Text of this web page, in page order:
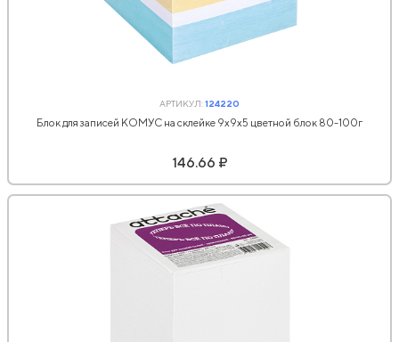
АРТИКУЛ:124220
Блок для записей КОМУС на склейке 9х9х5 цветной блок 80-100г
146.66 ₽